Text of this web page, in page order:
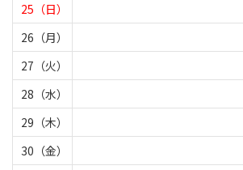
25（日）
26（月）
27（火）
28（水）
29（木）
30（金）